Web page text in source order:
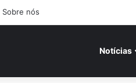
Sobre nós
Notícias